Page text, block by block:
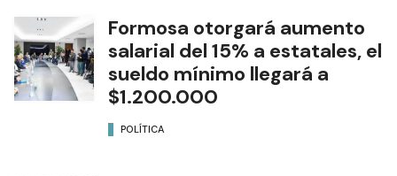
Formosa otorgará aumento
salarial del 15% a estatales, el
sueldo mínimo llegará a
$1.200.000
POLÍTICA